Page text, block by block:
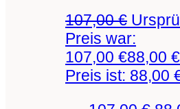
107,00€
Preis war:
107,00 €88,00 €
Preis ist: 88,00